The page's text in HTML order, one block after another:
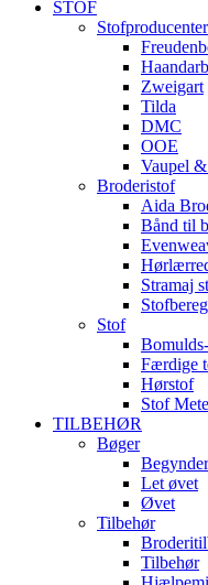
STOF
Stofproducenter
Zweigart
Tilda
DMC
OOE
Vaupel
Broderistof
Aida
Bånd til
Stramaj
Stof
Færdige
Hørstof
Stof
TILBEHØR
Bøger
Begynder
Let øvet
Øvet
Tilbehør
Tilbehør